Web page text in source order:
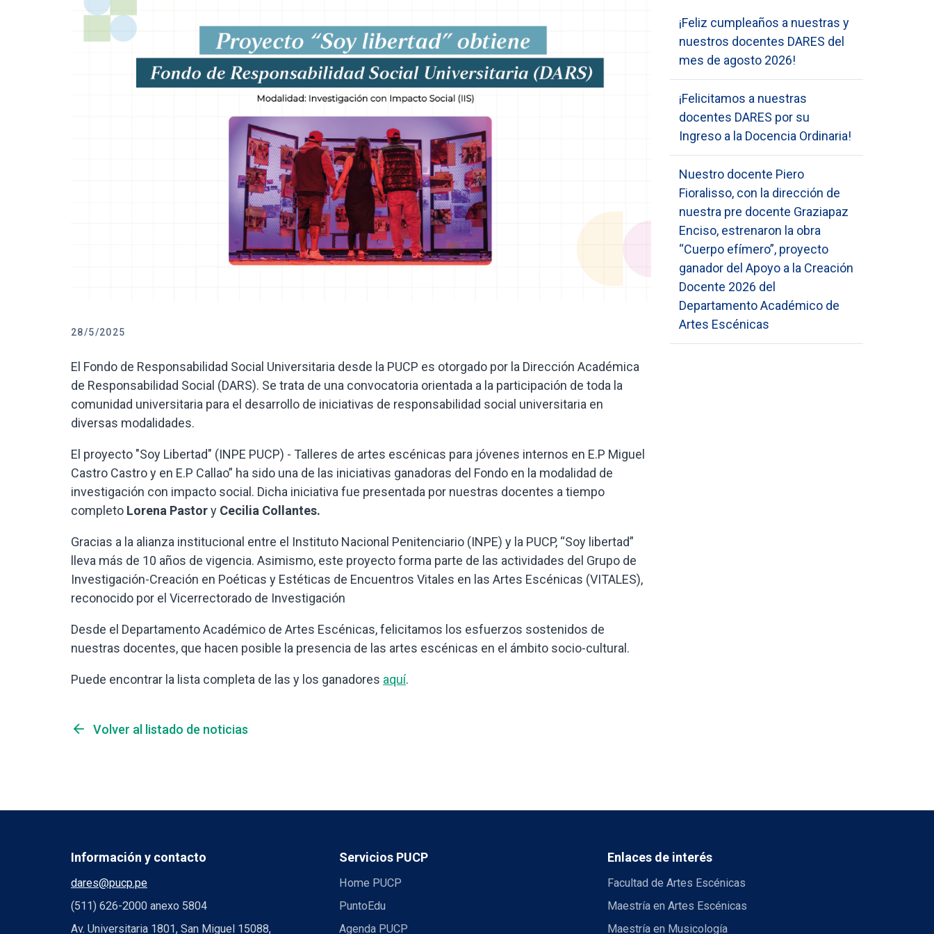
28/5/2025
El Fondo de Responsabilidad Social Universitaria desde la PUCP es otorgado por la Dirección Académica
de Responsabilidad Social (DARS). Se trata de una convocatoria orientada a la participación de toda la
comunidad universitaria para el desarrollo de iniciativas de responsabilidad social universitaria en
diversas modalidades.
El proyecto "Soy Libertad" (INPE PUCP) - Talleres de artes escénicas para jóvenes internos en E.P Miguel
Castro Castro y en E.P Callao” ha sido una de las iniciativas ganadoras del Fondo en la modalidad de
investigación con impacto social. Dicha iniciativa fue presentada por nuestras docentes a tiempo
completo Lorena Pastory Cecilia Collantes.
Gracias a la alianza institucional entre el Instituto Nacional Penitenciario (INPE) y la PUCP, “Soy libertad”
lleva más de 10 años de vigencia. Asimismo, este proyecto forma parte de las actividades del Grupo de
Investigación-Creación en Poéticas y Estéticas de Encuentros Vitales en las Artes Escénicas (VITALES),
reconocido por el Vicerrectorado de Investigación
Desde el Departamento Académico de Artes Escénicas, felicitamos los esfuerzos sostenidos de
nuestras docentes, que hacen posible la presencia de las artes escénicas en el ámbito socio-cultural.
Puede encontrar la lista completa de las y los ganadores aquí.
arrow_back Volver al listado de noticias
¡Feliz cumpleaños a nuestras y
nuestros docentes DARES del
mes de agosto 2026!
¡Felicitamos a nuestras
docentes DARES por su
Ingreso a la Docencia Ordinaria!
Nuestro docente Piero
Fioralisso, con la dirección de
nuestra pre docente Graziapaz
Enciso, estrenaron la obra
“Cuerpo efímero”, proyecto
ganador del Apoyo a la Creación
Docente 2026 del
Departamento Académico de
Artes Escénicas
Información y contacto
dares@pucp.pe
(511) 626-2000 anexo 5804
Av. Universitaria 1801, San Miguel 15088,
Servicios PUCP
Home PUCP
PuntoEdu
Agenda PUCP
Enlaces de interés
Facultad de Artes Escénicas
Maestría en Artes Escénicas
Maestría en Musicología